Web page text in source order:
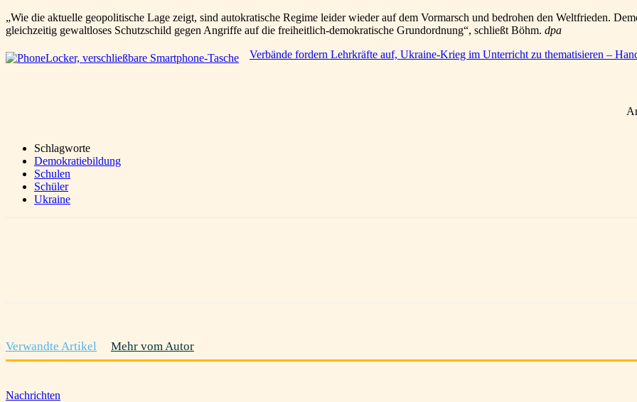
„Wie die aktuelle geopolitische Lage zeigt, sind autokratische Regime leider wieder auf dem Vormarsch und bedrohen den Weltfrieden.
gleichzeitig gewaltloses Schutzschild gegen Angriffe auf die freiheitlich-demokratische Grundordnung“, schließt Böhm. dpa
Verbände fordern Lehrkräfte auf, Ukraine-Krieg im Unterricht zu thematisieren –
Schlagworte
Demokratiebildung
Schulen
Schüler
Ukraine
Verwandte Artikel Mehr vom Autor
Nachrichten